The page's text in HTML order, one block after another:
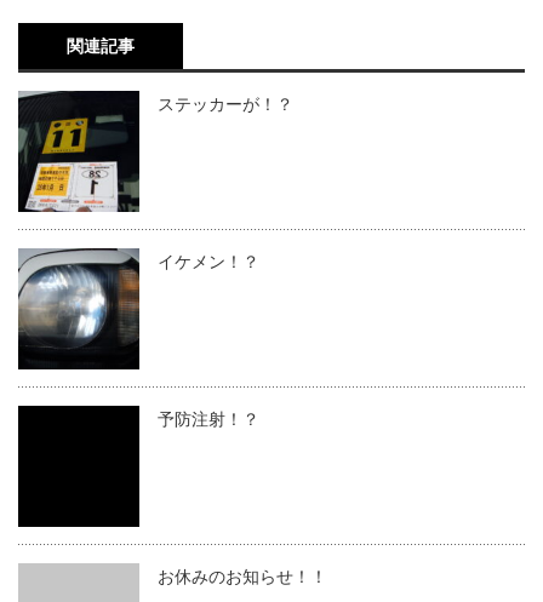
関連記事
ステッカーが！？
イケメン！？
予防注射！？
お休みのお知らせ！！